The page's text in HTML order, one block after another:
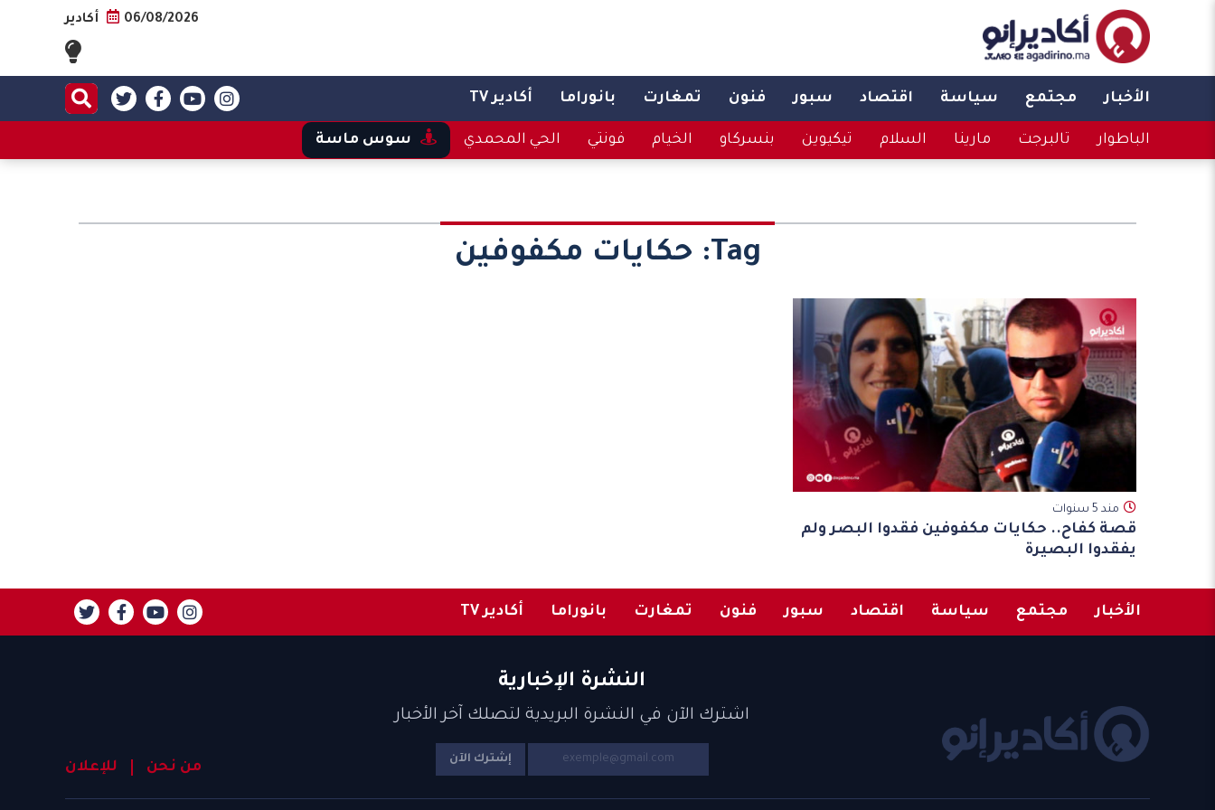
06/08/2026 أكادير
الأخبار مجتمع سياسة اقتصاد سبور فنون تمغارت بانوراما أكادير TV
الباطوار تالبرجت مارينا السلام تيكيوين بنسركاو الخيام فونتي الحي المحمدي سوس ماسة
Tag: حكايات مكفوفين
مند 5 سنوات
قصة كفاح.. حكايات مكفوفين فقدوا البصر ولم
يفقدوا البصيرة
الأخبار مجتمع سياسة اقتصاد سبور فنون تمغارت بانوراما أكادير TV
النشرة الإخبارية
اشترك الآن في النشرة البريدية لتصلك آخر الأخبار
إشترك الآن من نحن للإعلان